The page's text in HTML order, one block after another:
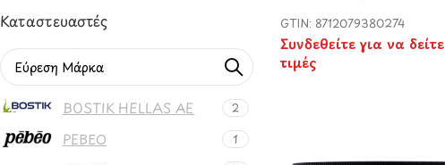
Καταστευαστές
BOSTIK HELLAS AE 2
PEBEO 1
GTIN: 8712079380274
Συνδεθείτε για να δείτε
τιμές